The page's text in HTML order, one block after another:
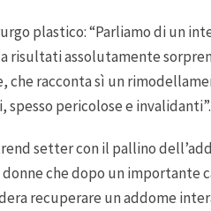
plastico: “Parliamo di un
risultati assolutamente
racconta sì un
pericolose e invalidanti”.
setter con il pallino
donne che dopo un
recuperare un addome